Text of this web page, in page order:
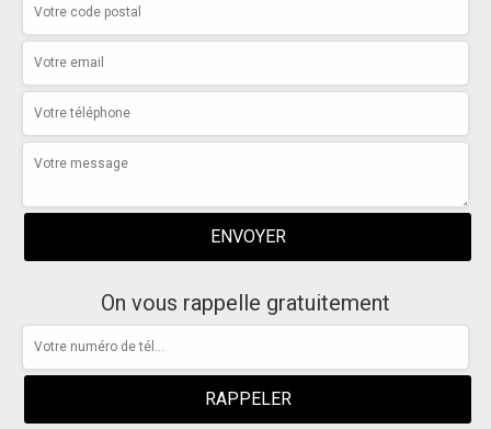
On vous rappelle gratuitement